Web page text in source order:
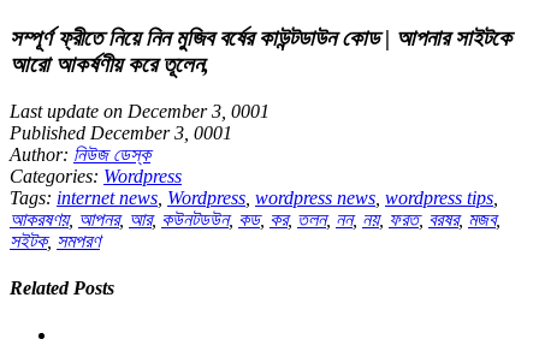
সম্পূর্ণ ফ্রীতে নিয়ে নিন মুজিব বর্ষের কাউন্টডাউন কোড | আপনার সাইটকে
আরো আকর্ষণীয় করে তূলেন,
Last update on December 3, 0001
Published December 3, 0001
Author: নিউজ ডেস্ক
Categories: Wordpress
Tags: internet news Wordpress wordpress news wordpress tips
আকরষণয়, আপনর, আর, কউনটডউন, কড, কর, তলন, নন, নয়, ফরত, বরষর, মজব,
সইটক, সমপরণ
Related Posts